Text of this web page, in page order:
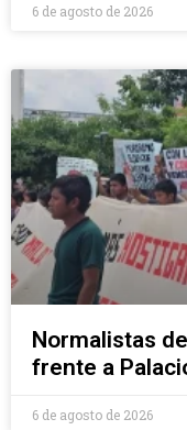
6 de agosto de 2026
Normalistas
frente a
6 de agosto de 2026